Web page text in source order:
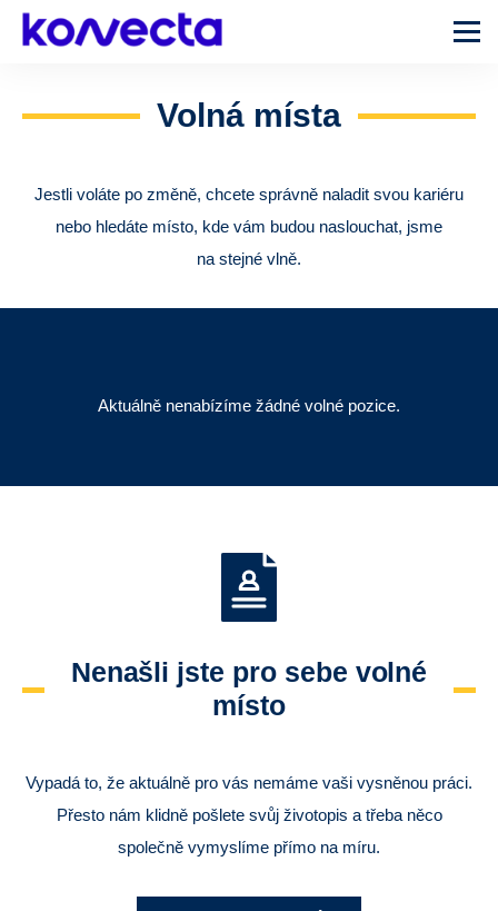
Volná místa
Jestli voláte po změně, chcete správně naladit svou kariéru
nebo hledáte místo, kde vám budou naslouchat, jsme
na stejné vlně.
Aktuálně nenabízíme žádné volné pozice.
Nenašli jste pro sebe volné
místo
Vypadá to, že aktuálně pro vás nemáme vaši vysněnou práci.
Přesto nám klidně pošlete svůj životopis a třeba něco
společně vymyslíme přímo na míru.